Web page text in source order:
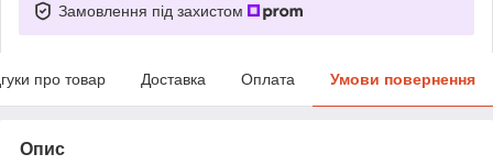
Замовлення під захистом
про товар Доставка Оплата Умови повернення
Опис